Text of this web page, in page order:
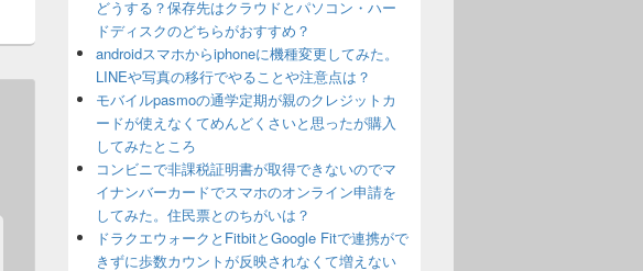
どうする？保存先はクラウドとパソコン・ハー
ドディスクのどちらがおすすめ？
androidスマホからiphoneに機種変更してみた。
LINEや写真の移行でやることや注意点は？
モバイルpasmoの通学定期が親のクレジットカ
ードが使えなくてめんどくさいと思ったが購入
してみたところ
コンビニで非課税証明書が取得できないのでマ
イナンバーカードでスマホのオンライン申請を
してみた。住民票とのちがいは？
ドラクエウォークとFitbitとGoogle Fitで連携がで
きずに歩数カウントが反映されなくて増えない